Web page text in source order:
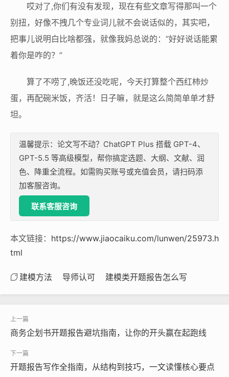
哎对了,你们有没有发现，现在有些文章写得那叫一个
别扭，好像不拽几个专业词儿就不会说话似的，其实吧，
把事儿说明白比啥都强，就像我妈总说的：“好好说话能累
着你是咋的？”
算了不唠了,晚饭还没吃呢，今天打算整个西红柿炒
蛋，再配碗米饭，齐活！日子嘛，就是这么简简单单才舒
坦。
温馨提示：论文写不动？ChatGPT Plus 搭载 GPT-4、
GPT-5.5 等高级模型，帮你搞定选题、大纲、文献、润
色、降重全流程。如需购买账号或充值会员，请扫码添
加客服咨询。
联系客服咨询
本文链接： https://www.jiaocaiku.com/lunwen/25973.h
tml
建模方法 导师认可 建模类开题报告怎么写
商务企划书开题报告避坑指南，让你的开头赢在起跑线
开题报告写作全指南，从结构到技巧，一文读懂核心要点